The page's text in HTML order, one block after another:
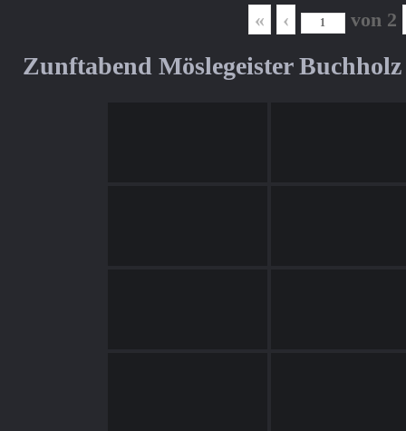
« ‹ von 2
Zunftabend Möslegeister Buchholz